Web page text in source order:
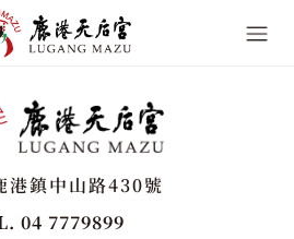
港鎮中山路430號
04 7779899